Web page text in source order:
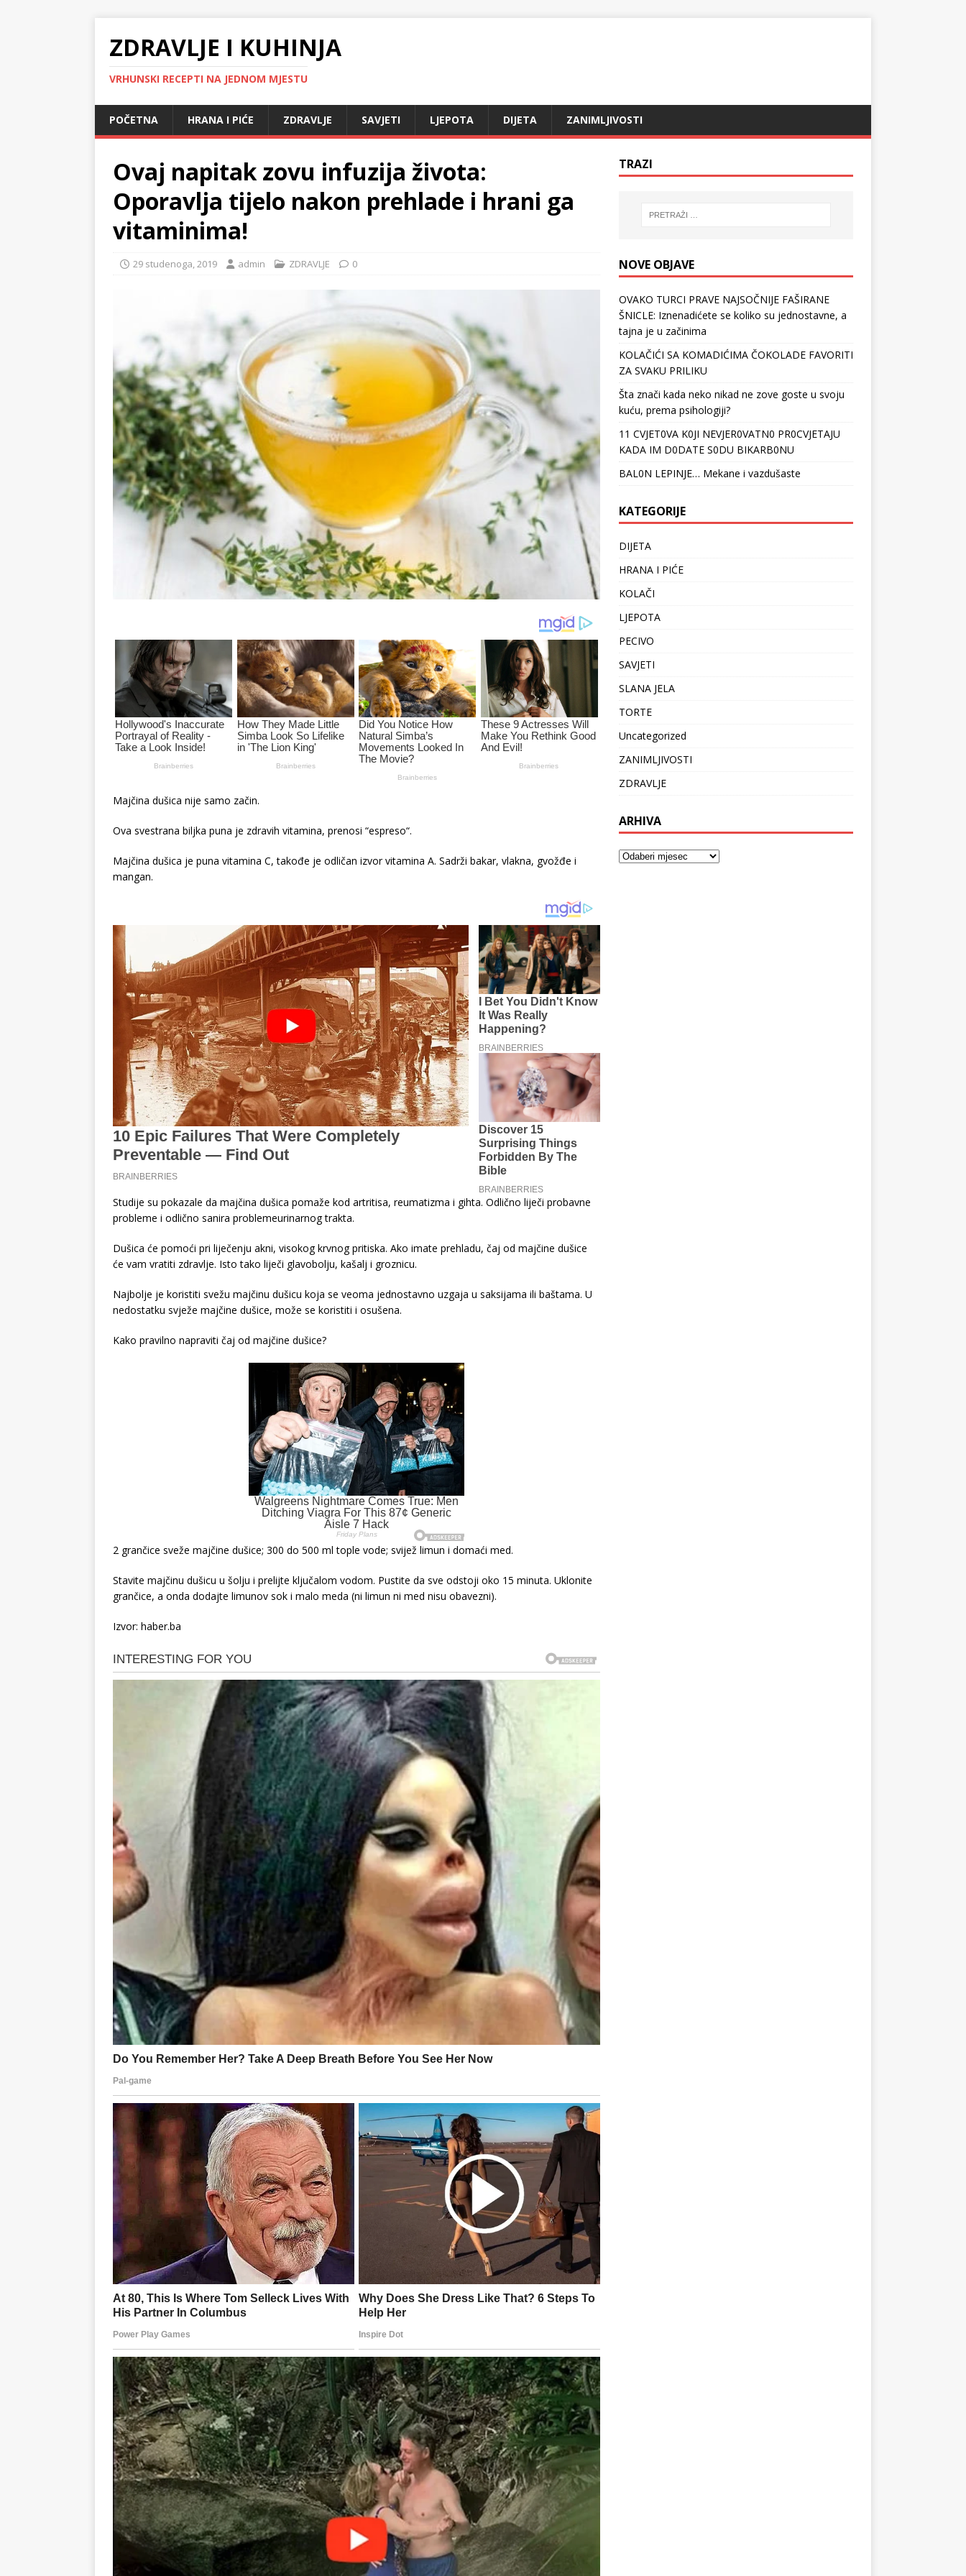
ZDRAVLJE I KUHINJA
VRHUNSKI RECEPTI NA JEDNOM MJESTU
POČETNA HRANA I PIĆE ZDRAVLJE SAVJETI LJEPOTA DIJETA ZANIMLJIVOSTI
Ovaj napitak zovu infuzija života:
Oporavlja tijelo nakon prehlade i hrani ga
vitaminima!
29 studenoga, 2019 admin ZDRAVLJE 0
Majčina dušica nije samo začin.
Ova svestrana biljka puna je zdravih vitamina, prenosi “espreso“.
Majčina dušica je puna vitamina C, takođe je odličan izvor vitamina A. Sadrži bakar, vlakna, gvožđe i
mangan.
Studije su pokazale da majčina dušica pomaže kod artritisa, reumatizma i gihta. Odlično liječi probavne
probleme i odlično sanira problemeurinarnog trakta.
Dušica će pomoći pri liječenju akni, visokog krvnog pritiska. Ako imate prehladu, čaj od majčine dušice
će vam vratiti zdravlje. Isto tako liječi glavobolju, kašalj i groznicu.
Najbolje je koristiti svežu majčinu dušicu koja se veoma jednostavno uzgaja u saksijama ili baštama. U
nedostatku svježe majčine dušice, može se koristiti i osušena.
Kako pravilno napraviti čaj od majčine dušice?
2 grančice sveže majčine dušice; 300 do 500 ml tople vode; svijež limun i domaći med.
Stavite majčinu dušicu u šolju i prelijte ključalom vodom. Pustite da sve odstoji oko 15 minuta. Uklonite
grančice, a onda dodajte limunov sok i malo meda (ni limun ni med nisu obavezni).
Izvor: haber.ba
TRAZI
NOVE OBJAVE
OVAKO TURCI PRAVE NAJSOČNIJE FAŠIRANE
ŠNICLE: Iznenadićete se koliko su jednostavne, a
tajna je u začinima
KOLAČIĆI SA KOMADIĆIMA ČOKOLADE FAVORITI
ZA SVAKU PRILIKU
Šta znači kada neko nikad ne zove goste u svoju
kuću, prema psihologiji?
11 CVJET0VA K0JI NEVJER0VATN0 PR0CVJETAJU
KADA IM D0DATE S0DU BIKARB0NU
BAL0N LEPINJE… Mekane i vazdušaste
KATEGORIJE
DIJETA
HRANA I PIĆE
KOLAČI
LJEPOTA
PECIVO
SAVJETI
SLANA JELA
TORTE
Uncategorized
ZANIMLJIVOSTI
ZDRAVLJE
ARHIVA